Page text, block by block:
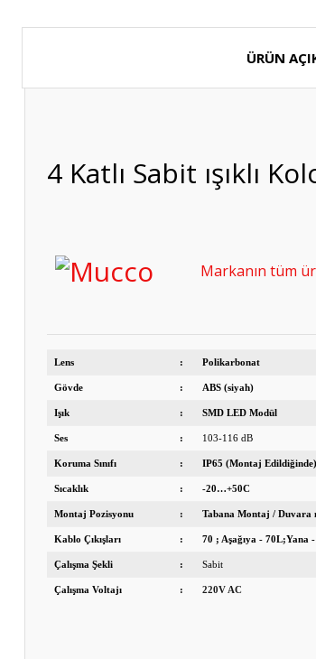
ÜRÜN
4 Katlı Sabit ışıklı
Markanın tüm
Lens : Polikarbonat
Gövde : ABS (siyah)
Işık : SMD LED Modül
Ses : 103-116 dB
Koruma Sınıfı : IP65 (Montaj Edildiğinde)
Sıcaklık : -20…+50C
Montaj Pozisyonu : Tabana Montaj / Duvara
Kablo Çıkışları : 70 ; Aşağıya - 70L;Yana -
Çalışma Şekli : Sabit
Çalışma Voltajı : 220V AC